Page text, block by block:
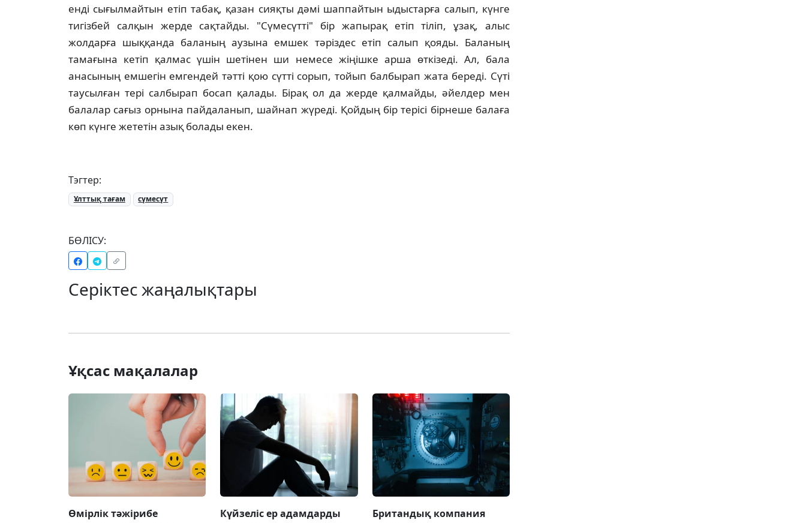
енді сығылмайтын етіп табақ, қазан сияқты дәмі шаппайтын ыдыстарға салып, күнге
тигізбей салқын жерде сақтайды. "Сүмесүтті" бір жапырақ етіп тіліп, ұзақ, алыс
жолдарға шыққанда баланың аузына емшек тәріздес етіп салып қояды. Баланың
тамағына кетіп қалмас үшін шетінен ши немесе жіңішке арша өткізеді. Ал, бала
анасының емшегін емгендей тәтті қою сүтті сорып, тойып балбырап жата береді. Сүті
таусылған тері салбырап босап қалады. Бірақ ол да жерде қалмайды, әйелдер мен
балалар сағыз орнына пайдаланып, шайнап жүреді. Қойдың бір терісі бірнеше балаға
көп күнге жететін азық болады екен.
Тэгтер:
Ұлттық тағам сүмесүт
БӨЛІСУ:
Серіктес жаңалықтары
Ұқсас мақалалар
Өмірлік тәжірибе
Күйзеліс ер адамдарды
Британдық компания